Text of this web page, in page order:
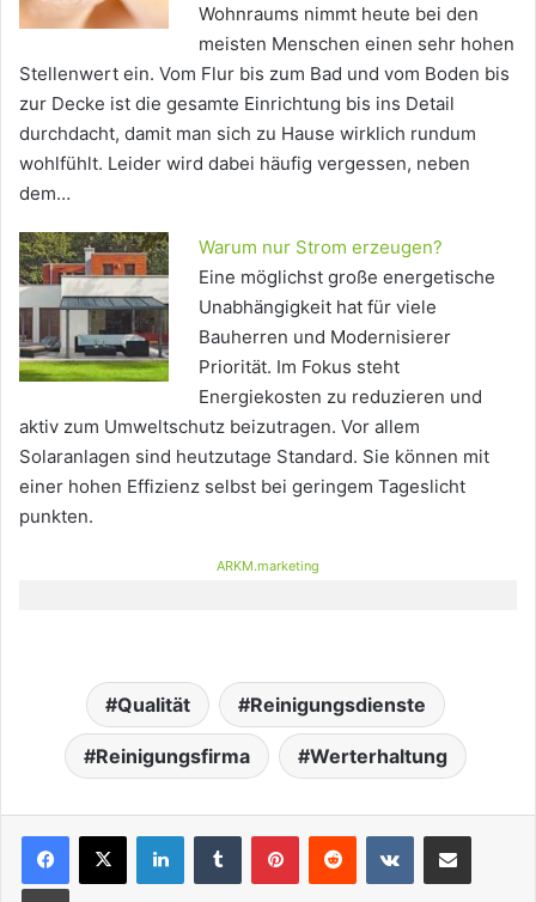
Wohnraums nimmt heute bei den
meisten Menschen einen sehr hohen
Stellenwert ein. Vom Flur bis zum Bad und vom Boden bis
zur Decke ist die gesamte Einrichtung bis ins Detail
durchdacht, damit man sich zu Hause wirklich rundum
wohlfühlt. Leider wird dabei häufig vergessen, neben
dem…
Warum nur Strom erzeugen?
Eine möglichst große energetische
Unabhängigkeit hat für viele
Bauherren und Modernisierer
Priorität. Im Fokus steht
Energiekosten zu reduzieren und
aktiv zum Umweltschutz beizutragen. Vor allem
Solaranlagen sind heutzutage Standard. Sie können mit
einer hohen Effizienz selbst bei geringem Tageslicht
punkten.
ARKM.marketing
Qualität Reinigungsdienste
Reinigungsfirma Werterhaltung